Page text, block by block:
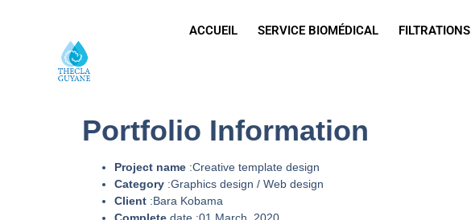
ACCUEIL SERVICE BIOMÉDICAL FILTRATIONS
Portfolio Information
Project name :Creative template design
Category :Graphics design / Web design
Client :Bara Kobama
Complete date :01 March, 2020